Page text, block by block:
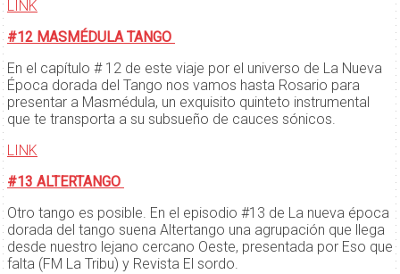
LINK
#12 MASMÉDULA TANGO
En el capítulo # 12 de este viaje por el universo de La Nueva
Época dorada del Tango nos vamos hasta Rosario para
presentar a Masmédula, un exquisito quinteto instrumental
que te transporta a su subsueño de cauces sónicos.
LINK
#13 ALTERTANGO
Otro tango es posible. En el episodio #13 de La nueva época
dorada del tango suena Altertango una agrupación que llega
desde nuestro lejano cercano Oeste, presentada por Eso que
falta (FM La Tribu) y Revista El sordo.